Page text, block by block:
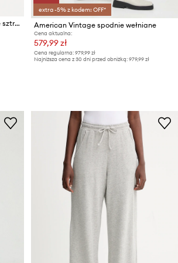
American Vintage spodnie damskie sztruksowe
extra -5% z kodem: OFF*
American Vintage spodnie wełniane
Cena aktualna:
579,99 zł
Cena regularna: 979,99 zł
Najniższa cena z 30 dni przed obniżką: 979,99 zł